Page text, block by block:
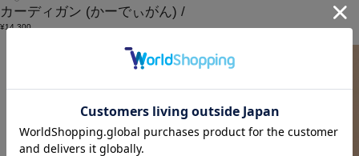
カーディガン (かーでぃがん) /
¥14,300